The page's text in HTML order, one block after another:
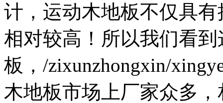
计，运动木地板不仅具
相对较高！所以我们看
板，/zixunzhongxin/
木地板市场上厂家众多